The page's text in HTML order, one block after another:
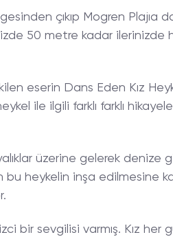
çıkıp Mogren Plajıa
50 metre kadar ilerinizde
eserin Dans Eden Kız
ile ilgili farklı farklı hikayeler
üzerine gelerek denize
bu heykelin inşa edilmesine
bir sevgilisi varmış. Kız her